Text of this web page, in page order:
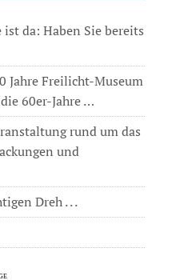
da: Haben Sie bereits
Jahre Freilicht-Museum
60er-Jahre …
rund um das
und
Dreh . . .